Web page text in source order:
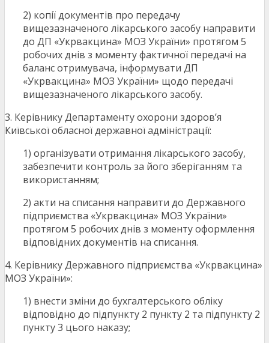
2) копії документів про передачу
вищезазначеного лікарського засобу направити
до ДП «Укрвакцина» МОЗ України» протягом 5
робочих днів з моменту фактичної передачі на
баланс отримувача, інформувати ДП
«Укрвакцина» МОЗ України» щодо передачі
вищезазначеного лікарського засобу.
3. Керівнику Департаменту охорони здоров’я
Київської обласної державної адміністрації:
1) організувати отримання лікарського засобу,
забезпечити контроль за його зберіганням та
використанням;
2) акти на списання направити до Державного
підприємства «Укрвакцина» МОЗ України»
протягом 5 робочих днів з моменту оформлення
відповідних документів на списання.
4. Керівнику Державного підприємства «Укрвакцина»
МОЗ України»:
1) внести зміни до бухгалтерського обліку
відповідно до підпункту 2 пункту 2 та підпункту 2
пункту 3 цього наказу;